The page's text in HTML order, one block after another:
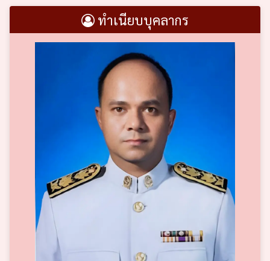
ทำเนียบบุคลากร